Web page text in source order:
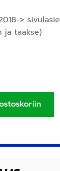
>
ja taakse)